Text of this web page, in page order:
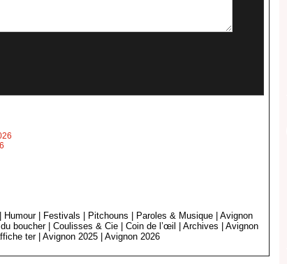
Humour Festivals Pitchouns Paroles & Musique |Avignon
boucher |Coulisses & Cie |Coin de l’œil |Archives |Avignon
ter |Avignon 2025 |Avignon 2026